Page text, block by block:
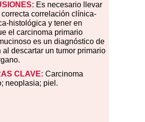
Es necesario llevar
correlación clínica-
histológica y tener en
el carcinoma primario
es un diagnóstico de
al descartar un tumor primario
CLAVE: Carcinoma
neoplasia; piel.